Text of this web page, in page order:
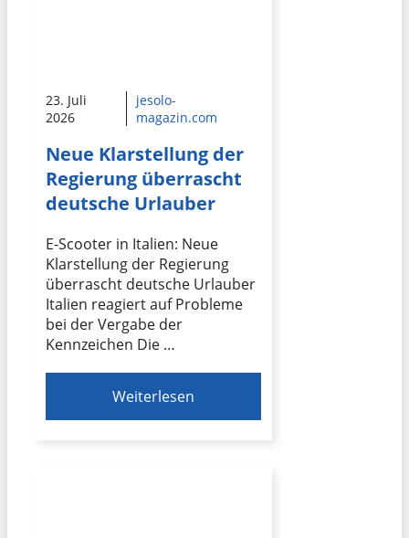
23. Juli
2026
jesolo-
magazin.com
Neue Klarstellung der
Regierung überrascht
deutsche Urlauber
E-Scooter in Italien: Neue
Klarstellung der Regierung
überrascht deutsche Urlauber
Italien reagiert auf Probleme
bei der Vergabe der
Kennzeichen Die …
Weiterlesen